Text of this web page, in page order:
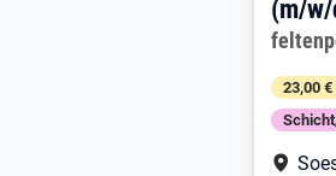
(m/
23,00